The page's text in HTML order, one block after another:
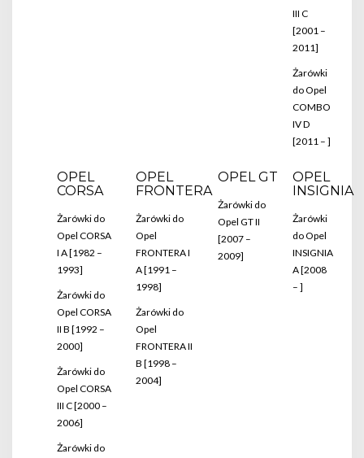
III C
[2001 –
2011]
Żarówki
do Opel
COMBO
IV D
[2011 – ]
OPEL
CORSA
Żarówki do
Opel CORSA
I A [1982 –
1993]
Żarówki do
Opel CORSA
II B [1992 –
2000]
Żarówki do
Opel CORSA
III C [2000 –
2006]
Żarówki do
OPEL
FRONTERA
Żarówki do
Opel
FRONTERA I
A [1991 –
1998]
Żarówki do
Opel
FRONTERA II
B [1998 –
2004]
OPEL GT
Żarówki do
Opel GT II
[2007 –
2009]
OPEL
INSIGNIA
Żarówki
do Opel
INSIGNIA
A [2008
– ]